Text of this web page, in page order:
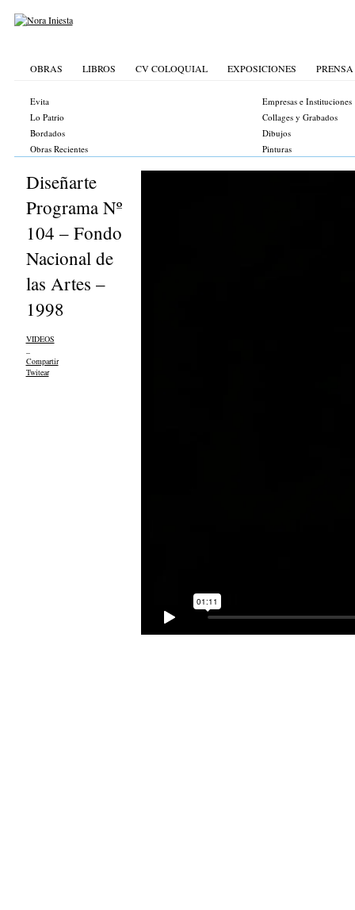
OBRAS LIBROS CV COLOQUIAL EXPOSICIONES PRENSA
Evita
Empresas e Instituciones
Lo Patrio
Collages y Grabados
Bordados
Dibujos
Obras Recientes
Pinturas
Diseñarte
Programa Nº
104 – Fondo
Nacional de
las Artes –
1998
VIDEOS
Compartir
Twitear